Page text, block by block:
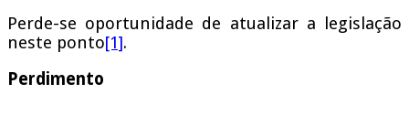
Perde-se oportunidade de atualizar a legislação
neste ponto[1].
Perdimento